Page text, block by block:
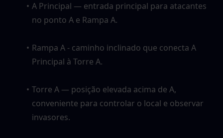
A Principal — entrada principal para atacantes
no ponto A e Rampa A.
Rampa A - caminho inclinado que conecta A
Principal à Torre A.
Torre A — posição elevada acima de A,
conveniente para controlar o local e observar
invasores.